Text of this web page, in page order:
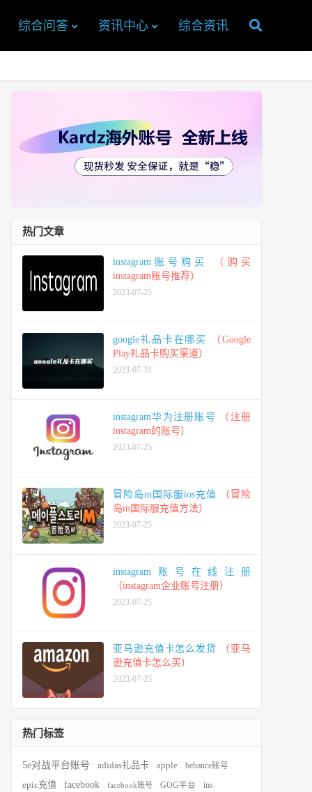
综合问答 资讯中心 综合资讯
热门文章
instagram账号购买
（购买
instagram账号推荐）
2023-07-25
google礼品卡在哪买
（Google
Play礼品卡购买渠道）
2023-07-31
instagram华为注册账号
（注册
instagram的账号）
2023-07-25
冒险岛m国际服ios充值
（冒险
岛m国际服充值方法）
2023-07-25
instagram账号在线注册
（instagram企业账号注册）
2023-07-25
亚马逊充值卡怎么发货
（亚马
逊充值卡怎么买）
2023-07-25
热门标签
5e对战平台账号 adidas礼品卡 apple behance账号
epic充值 facebook facebook账号 GOG平台 ins